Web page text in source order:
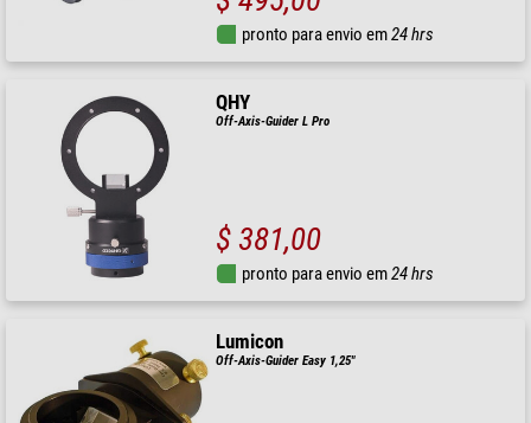
pronto para envio em24 hrs
QHY
Off-Axis-Guider L Pro
$ 381,00
pronto para envio em24 hrs
Lumicon
Off-Axis-Guider Easy 1,25"